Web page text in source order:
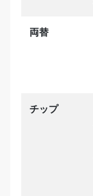
両替
チップ